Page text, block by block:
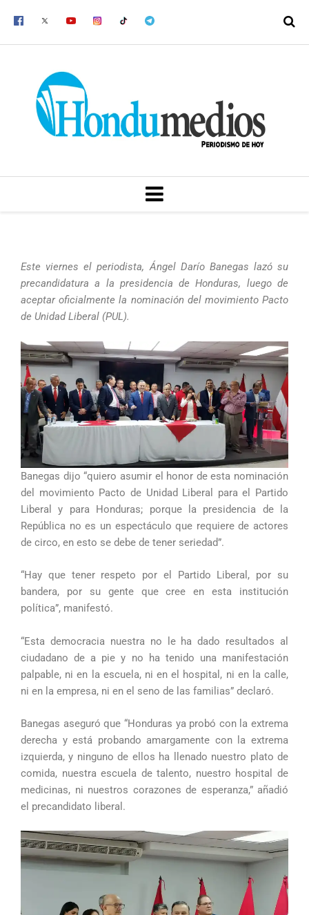
MENU
Este viernes el periodista, Ángel Darío Banegas lazó su
precandidatura a la presidencia de Honduras, luego de
aceptar oficialmente la nominación del movimiento Pacto
de Unidad Liberal (PUL).
Banegas dijo “quiero asumir el honor de esta nominación
del movimiento Pacto de Unidad Liberal para el Partido
Liberal y para Honduras; porque la presidencia de la
República no es un espectáculo que requiere de actores
de circo, en esto se debe de tener seriedad”.
“Hay que tener respeto por el Partido Liberal, por su
bandera, por su gente que cree en esta institución
política”, manifestó.
“Esta democracia nuestra no le ha dado resultados al
ciudadano de a pie y no ha tenido una manifestación
palpable, ni en la escuela, ni en el hospital, ni en la calle,
ni en la empresa, ni en el seno de las familias” declaró.
Banegas aseguró que “Honduras ya probó con la extrema
derecha y está probando amargamente con la extrema
izquierda, y ninguno de ellos ha llenado nuestro plato de
comida, nuestra escuela de talento, nuestro hospital de
medicinas, ni nuestros corazones de esperanza,” añadió
el precandidato liberal.